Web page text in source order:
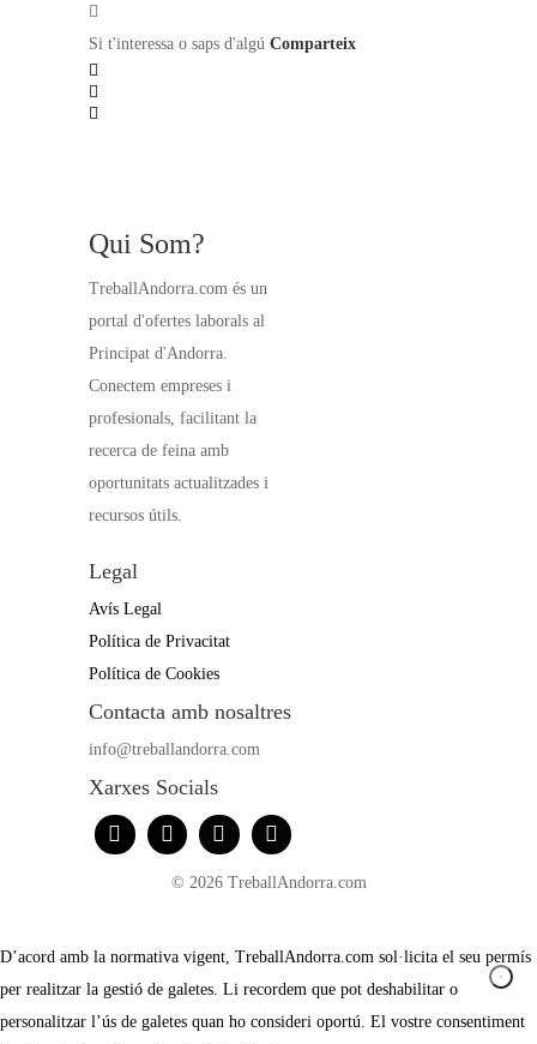
Si t'interessa o saps d'algú Comparteix
Qui Som?
TreballAndorra.com és un
portal d'ofertes laborals al
Principat d'Andorra.
Conectem empreses i
profesionals, facilitant la
recerca de feina amb
oportunitats actualitzades i
recursos útils.
Legal
Avís Legal
Política de Privacitat
Política de Cookies
Contacta amb nosaltres
info@treballandorra.com
Xarxes Socials
© 2026 TreballAndorra.com
D’acord amb la normativa vigent, TreballAndorra.com sol·licita el seu permís
per realitzar la gestió de galetes. Li recordem que pot deshabilitar o
personalitzar l’ús de galetes quan ho consideri oportú. El vostre consentiment